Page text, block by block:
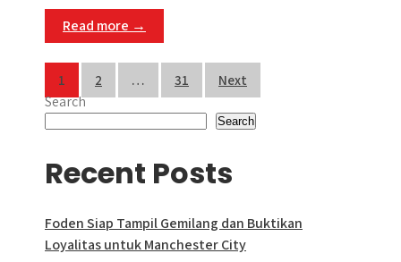
p
p
o
k
g
e
a
Read more →
Posts
pagination
1 2 … 31 Next
Search
Search
Recent Posts
Foden Siap Tampil Gemilang dan Buktikan
Loyalitas untuk Manchester City